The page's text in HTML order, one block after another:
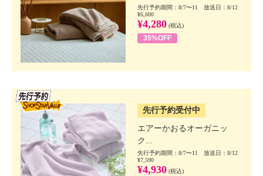
先行予約期間：8/7〜11 放送日：8/12
¥6,600
¥4,280 (税込)
35%OFF
先行予約受付中
エアーかおるオーガニッ
ク...
先行予約期間：8/7〜11 放送日：8/12
¥7,590
¥4,930 (税込)